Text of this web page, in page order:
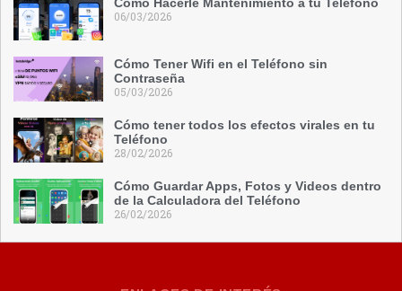
06/03/2026
Cómo Tener Wifi en el Teléfono sin
Contraseña
05/03/2026
Cómo tener todos los efectos virales en tu
Teléfono
28/02/2026
Cómo Guardar Apps, Fotos y Videos dentro
de la Calculadora del Teléfono
26/02/2026